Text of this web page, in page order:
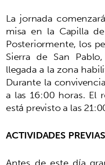
La jornada
misa en la Capilla
Posteriormente, los
Sierra de San
llegada a la zona
Durante la
a las 16:00 horas. El
está previsto a las
ACTIVIDADES PREVIAS